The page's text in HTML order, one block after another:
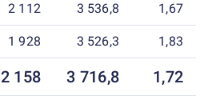
2 112 3 536,8 1,67
1 928 3 526,3 1,83
2 158 3 716,8 1,72